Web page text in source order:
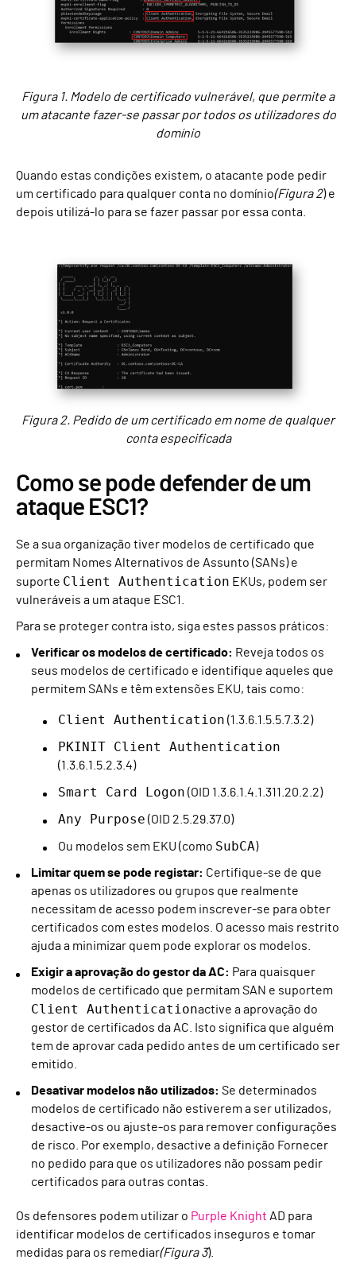
Figura 1. Modelo de certificado vulnerável, que permite a
um atacante fazer-se passar por todos os utilizadores do
domínio
Quando estas condições existem, o atacante pode pedir
um certificado para qualquer conta no domínio(Figura 2) e
depois utilizá-lo para se fazer passar por essa conta.
Figura 2. Pedido de um certificado em nome de qualquer
conta especificada
Como se pode defender de um
ataque ESC1?
Se a sua organização tiver modelos de certificado que
permitam Nomes Alternativos de Assunto (SANs) e
suporte Client Authentication EKUs, podem ser
vulneráveis a um ataque ESC1.
Para se proteger contra isto, siga estes passos práticos:
Verificar os modelos de certificado: Reveja todos os
seus modelos de certificado e identifique aqueles que
permitem SANs e têm extensões EKU, tais como:
Client Authentication (1.3.6.1.5.5.7.3.2)
PKINIT Client Authentication
(1.3.6.1.5.2.3.4)
Smart Card Logon (OID 1.3.6.1.4.1.311.20.2.2)
Any Purpose (OID 2.5.29.37.0)
Ou modelos sem EKU (como SubCA)
Limitar quem se pode registar: Certifique-se de que
apenas os utilizadores ou grupos que realmente
necessitam de acesso podem inscrever-se para obter
certificados com estes modelos. O acesso mais restrito
ajuda a minimizar quem pode explorar os modelos.
Exigir a aprovação do gestor da AC: Para quaisquer
modelos de certificado que permitam SAN e suportem
Client Authenticationactive a aprovação do
gestor de certificados da AC. Isto significa que alguém
tem de aprovar cada pedido antes de um certificado ser
emitido.
Desativar modelos não utilizados: Se determinados
modelos de certificado não estiverem a ser utilizados,
desactive-os ou ajuste-os para remover configurações
de risco. Por exemplo, desactive a definição Fornecer
no pedido para que os utilizadores não possam pedir
certificados para outras contas.
Os defensores podem utilizar o Purple Knight AD para
identificar modelos de certificados inseguros e tomar
medidas para os remediar(Figura 3).